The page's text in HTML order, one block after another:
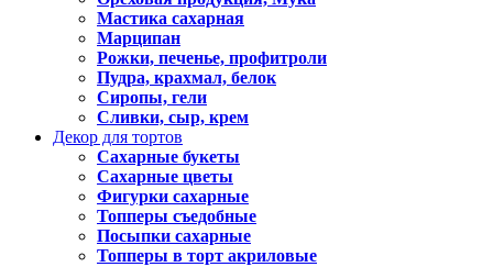
Мастика сахарная
Марципан
Рожки, печенье, профитроли
Пудра, крахмал, белок
Сиропы, гели
Сливки, сыр, крем
Декор для тортов
Сахарные букеты
Сахарные цветы
Фигурки сахарные
Топперы съедобные
Посыпки сахарные
Топперы в торт акриловые